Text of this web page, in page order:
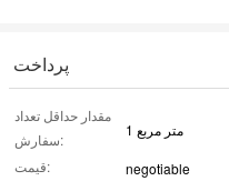
پرداخت
مقدار حداقل تعداد
سفارش:
1 متر مربع
قیمت:
negotiable